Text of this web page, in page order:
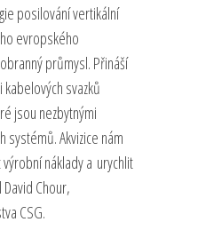
posilování vertikální
evropského
průmysl. Přináší
svazků
jsou nezbytnými
systémů. Akvizice nám
náklady a urychlit
Chour,
CSG.